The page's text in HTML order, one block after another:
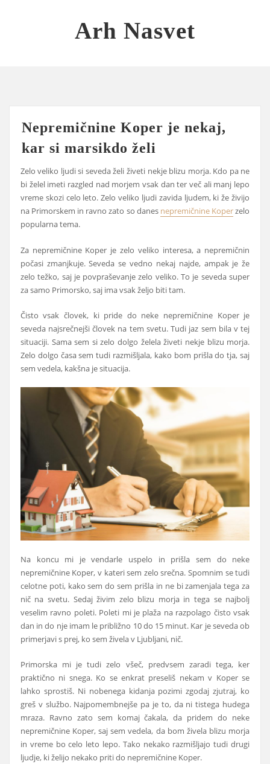
Arh Nasvet
Nepremičnine Koper je nekaj,
kar si marsikdo želi
Zelo veliko ljudi si seveda želi živeti nekje blizu morja. Kdo pa ne
bi želel imeti razgled nad morjem vsak dan ter več ali manj lepo
vreme skozi celo leto. Zelo veliko ljudi zavida ljudem, ki že živijo
na Primorskem in ravno zato so danes nepremičnine Koperzelo
popularna tema.
Za nepremičnine Koper je zelo veliko interesa, a nepremičnin
počasi zmanjkuje. Seveda se vedno nekaj najde, ampak je že
zelo težko, saj je povpraševanje zelo veliko. To je seveda super
za samo Primorsko, saj ima vsak željo biti tam.
Čisto vsak človek, ki pride do neke nepremičnine Koper je
seveda najsrečnejši človek na tem svetu. Tudi jaz sem bila v tej
situaciji. Sama sem si zelo dolgo želela živeti nekje blizu morja.
Zelo dolgo časa sem tudi razmišljala, kako bom prišla do tja, saj
sem vedela, kakšna je situacija.
Na koncu mi je vendarle uspelo in prišla sem do neke
nepremičnine Koper, v kateri sem zelo srečna. Spomnim se tudi
celotne poti, kako sem do sem prišla in ne bi zamenjala tega za
nič na svetu. Sedaj živim zelo blizu morja in tega se najbolj
veselim ravno poleti. Poleti mi je plaža na razpolago čisto vsak
dan in do nje imam le približno 10 do 15 minut. Kar je seveda ob
primerjavi s prej, ko sem živela v Ljubljani, nič.
Primorska mi je tudi zelo všeč, predvsem zaradi tega, ker
praktično ni snega. Ko se enkrat preseliš nekam v Koper se
lahko sprostiš. Ni nobenega kidanja pozimi zgodaj zjutraj, ko
greš v službo. Najpomembnejše pa je to, da ni tistega hudega
mraza. Ravno zato sem komaj čakala, da pridem do neke
nepremičnine Koper, saj sem vedela, da bom živela blizu morja
in vreme bo celo leto lepo. Tako nekako razmišljajo tudi drugi
ljudje, ki želijo nekako priti do nepremičnine Koper.